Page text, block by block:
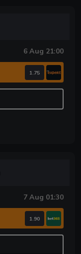
6 Aug 21:00
1.75
7 Aug 01:30
1.90